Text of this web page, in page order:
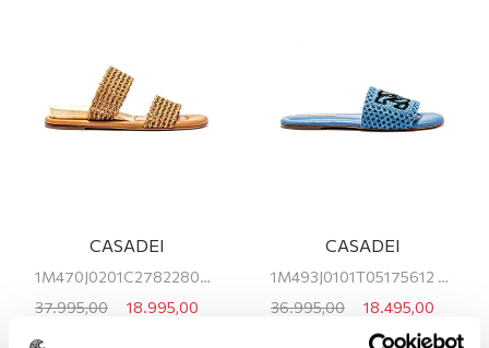
CASADEI
1M470J0201C27822804 CASADEI KADIN TERLİK
37.995,00
18.995,00
CASADEI
1M493J0101T05175612 CASADEI KADIN TERLİK
36.995,00
18.495,00
TL